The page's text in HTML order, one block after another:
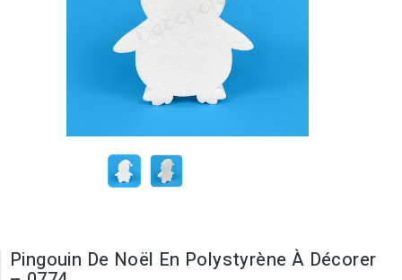
Pingouin De Noël En Polystyrène À Décorer